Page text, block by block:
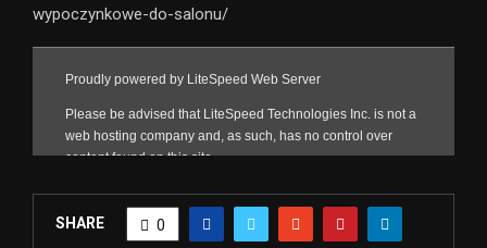
wypoczynkowe-do-salonu/
SHARE 0